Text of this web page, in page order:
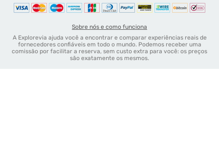
Sobre nós e como funciona
A Explorevia ajuda você a encontrar e comparar experiências reais de
fornecedores confiáveis em todo o mundo. Podemos receber uma
comissão por facilitar a reserva, sem custo extra para você: os preços
são exatamente os mesmos.